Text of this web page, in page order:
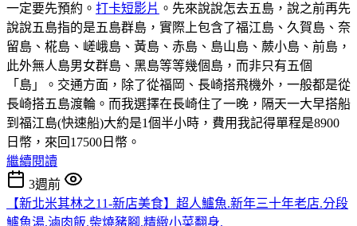
一定要先預約。 打卡短影片 。先來說說怎去五島，說之前再先
說說五島指的是五島群島，實際上包含了福江島、久賀島、奈
留島、椛島、嵯峨島、黃島、赤島、島山島、蕨小島、前島，
此外無人島男女群島、黑島等等幾個島，而非只有五個
「島」。交通方面，除了從福岡、長崎搭飛機外，一般都是從
長崎搭五島渡輪。而我選擇在長崎住了一晚，隔天一大早搭船
到福江島(快速船)大約是1個半小時，費用我記得單程是8900
日幣，來回17500日幣。
繼續閱讀
3週前
【新北米其林之11-新店美食】超人鱸魚.新年三十年老店.分段
鱸魚湯.滷肉飯.柴燒豬腳.精緻小菜翻身.